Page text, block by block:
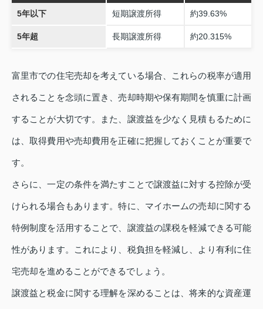
5年以下 短期譲渡所得 約39.63%
5年超 長期譲渡所得 約20.315%
富里市での住宅売却を考えている場合、これらの税率が適用
されることを念頭に置き、売却時期や保有期間を慎重に計画
することが大切です。また、譲渡益を少なく見積もるために
は、取得費用や売却費用を正確に把握しておくことが重要で
す。
さらに、一定の条件を満たすことで譲渡益に対する控除が受
けられる場合もあります。特に、マイホームの売却に関する
特例制度を活用することで、譲渡益の課税を軽減できる可能
性があります。これにより、税負担を軽減し、より有利に住
宅売却を進めることができるでしょう。
譲渡益と税金に関する理解を深めることは、将来的な資産運